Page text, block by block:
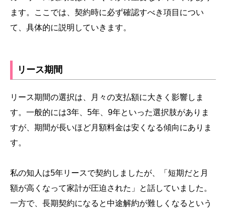
ます。ここでは、契約時に必ず確認すべき項目につい
て、具体的に説明していきます。
リース期間
リース期間の選択は、月々の支払額に大きく影響しま
す。一般的には3年、5年、9年といった選択肢がありま
すが、期間が長いほど月額料金は安くなる傾向にありま
す。
私の知人は5年リースで契約しましたが、「短期だと月
額が高くなって家計が圧迫された」と話していました。
一方で、長期契約になると中途解約が難しくなるという